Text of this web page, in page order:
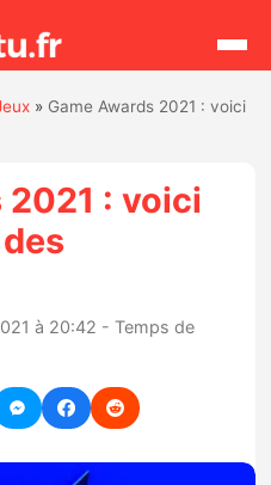
» Game Awards 2021 : voici
2021 : voici
à 20:42 - Temps de